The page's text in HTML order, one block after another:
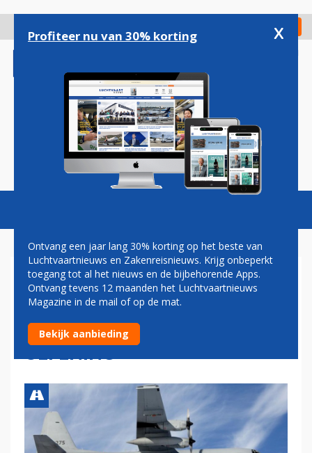
gaan
Check in
Magazine Podcasts Vacatures
GRONINGEN AIRPORT EELDE
FUNGEERT TIJDELIJK ALS
VLIEGBASIS VOOR GROTE
OEFENING
Profiteer nu van 30% korting x
Ontvang een jaar lang 30% korting op het beste van
Luchtvaartnieuws en Zakenreisnieuws. Krijg onbeperkt
toegang tot al het nieuws en de bijbehorende Apps.
Ontvang tevens 12 maanden het Luchtvaartnieuws
Magazine in de mail of op de mat.
Bekijk aanbieding